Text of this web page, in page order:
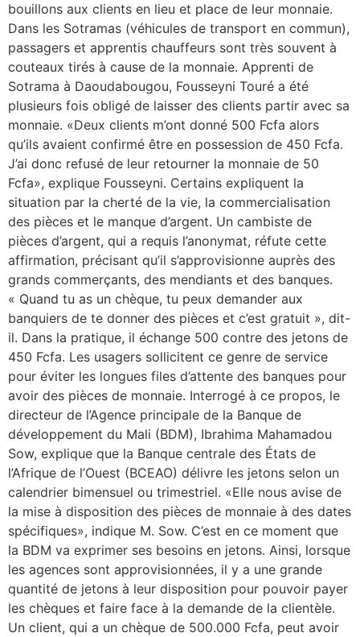
bouillons aux clients en lieu et place de leur monnaie.
Dans les Sotramas (véhicules de transport en commun),
passagers et apprentis chauffeurs sont très souvent à
couteaux tirés à cause de la monnaie. Apprenti de
Sotrama à Daoudabougou, Fousseyni Touré a été
plusieurs fois obligé de laisser des clients partir avec sa
monnaie. «Deux clients m’ont donné 500 Fcfa alors
qu’ils avaient confirmé être en possession de 450 Fcfa.
J’ai donc refusé de leur retourner la monnaie de 50
Fcfa», explique Fousseyni. Certains expliquent la
situation par la cherté de la vie, la commercialisation
des pièces et le manque d’argent. Un cambiste de
pièces d’argent, qui a requis l’anonymat, réfute cette
affirmation, précisant qu’il s’approvisionne auprès des
grands commerçants, des mendiants et des banques.
« Quand tu as un chèque, tu peux demander aux
banquiers de te donner des pièces et c’est gratuit », dit-
il. Dans la pratique, il échange 500 contre des jetons de
450 Fcfa. Les usagers sollicitent ce genre de service
pour éviter les longues files d’attente des banques pour
avoir des pièces de monnaie. Interrogé à ce propos, le
directeur de l’Agence principale de la Banque de
développement du Mali (BDM), Ibrahima Mahamadou
Sow, explique que la Banque centrale des États de
l’Afrique de l’Ouest (BCEAO) délivre les jetons selon un
calendrier bimensuel ou trimestriel. «Elle nous avise de
la mise à disposition des pièces de monnaie à des dates
spécifiques», indique M. Sow. C’est en ce moment que
la BDM va exprimer ses besoins en jetons. Ainsi, lorsque
les agences sont approvisionnées, il y a une grande
quantité de jetons à leur disposition pour pouvoir payer
les chèques et faire face à la demande de la clientèle.
Un client, qui a un chèque de 500.000 Fcfa, peut avoir